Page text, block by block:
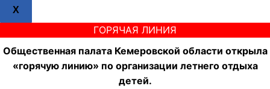
X
ГОРЯЧАЯ ЛИНИЯ
Общественная палата Кемеровской области открыла
«горячую линию» по организации летнего отдыха
детей.